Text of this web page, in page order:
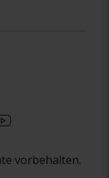
vorbehalten.